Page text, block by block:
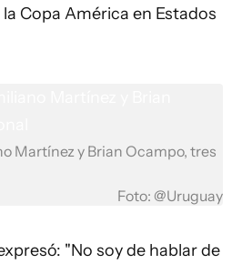
Copa América en Estados
Martínez y Brian Ocampo, tres
Foto: @Uruguay
"No soy de hablar de